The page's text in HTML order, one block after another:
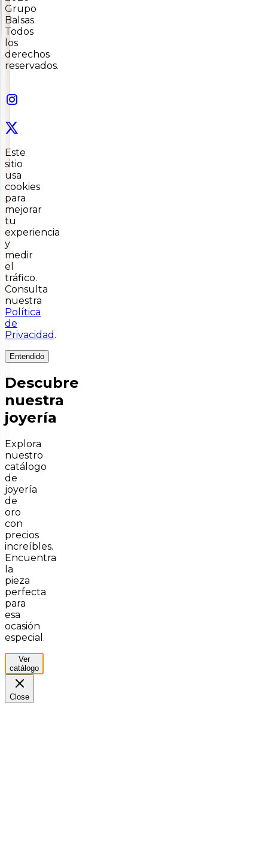
Grupo
Balsas.
Todos
los
derechos
reservados.
Este
sitio
usa
cookies
para
mejorar
tu
experiencia
y
medir
el
tráfico.
Consulta
nuestra
Política
de
Privacidad .
Entendido
Descubre
nuestra
joyería
Explora
nuestro
catálogo
de
joyería
de
oro
con
precios
increíbles.
Encuentra
la
pieza
perfecta
para
esa
ocasión
especial.
Ver
catálogo
Close